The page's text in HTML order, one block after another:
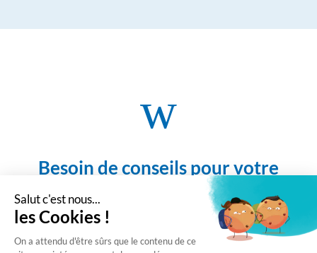
w
Besoin de conseils pour votre
projet de développement ?
CONTACTEZ-NOUS